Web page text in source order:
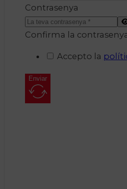
Contrasenya
Confirma la
Accepto la
Enviar